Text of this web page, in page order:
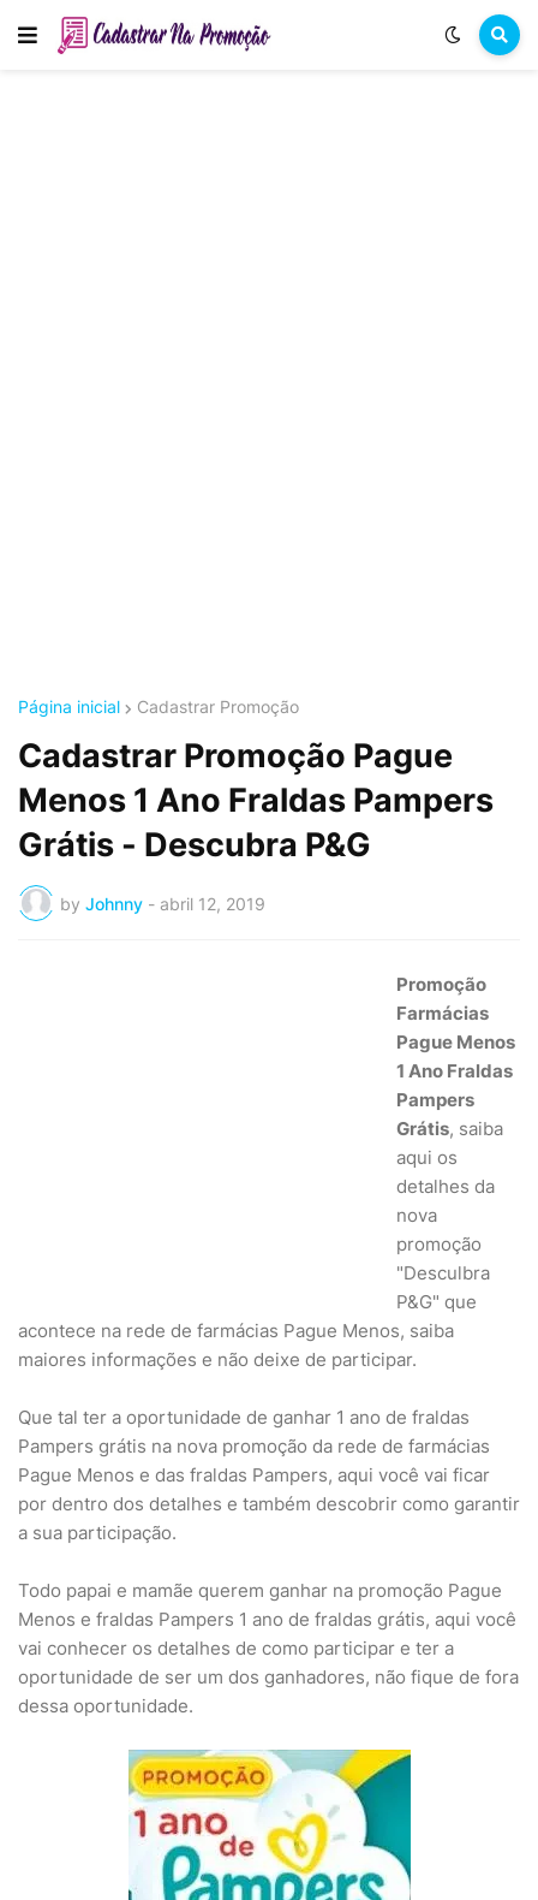
Página inicial Cadastrar Promoção
Cadastrar Promoção Pague
Menos 1 Ano Fraldas Pampers
Grátis - Descubra P&G
by Johnny - abril 12, 2019
Promoção
Farmácias
Pague Menos
1 Ano Fraldas
Pampers
Grátis, saiba
aqui os
detalhes da
nova
promoção
"Desculbra
P&G" que
acontece na rede de farmácias Pague Menos, saiba
maiores informações e não deixe de participar.
Que tal ter a oportunidade de ganhar 1 ano de fraldas
Pampers grátis na nova promoção da rede de farmácias
Pague Menos e das fraldas Pampers, aqui você vai ficar
por dentro dos detalhes e também descobrir como garantir
a sua participação.
Todo papai e mamãe querem ganhar na promoção Pague
Menos e fraldas Pampers 1 ano de fraldas grátis, aqui você
vai conhecer os detalhes de como participar e ter a
oportunidade de ser um dos ganhadores, não fique de fora
dessa oportunidade.